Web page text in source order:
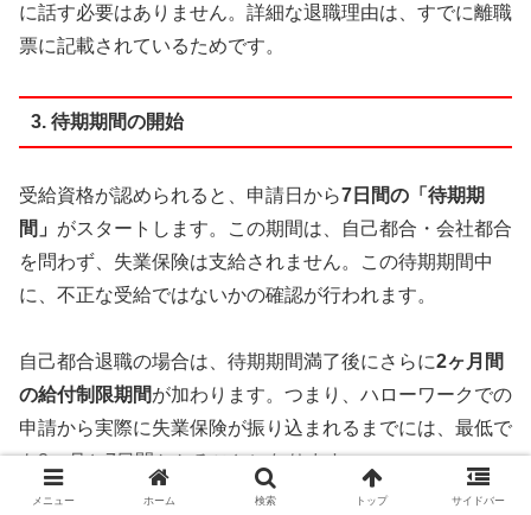
に話す必要はありません。詳細な退職理由は、すでに離職
票に記載されているためです。
3. 待期期間の開始
受給資格が認められると、申請日から7日間の「待期期
間」 がスタートします。この期間は、自己都合・会社都合
を問わず、失業保険は支給されません。この待期期間中
に、不正な受給ではないかの確認が行われます。
自己都合退職の場合は、待期期間満了後にさらに2ヶ月間
の給付制限期間が加わります。つまり、ハローワークでの
申請から実際に失業保険が振り込まれるまでには、最低で
も2ヶ月と7日間かかることになります。
メニュー ホーム 検索 トップ サイドバー